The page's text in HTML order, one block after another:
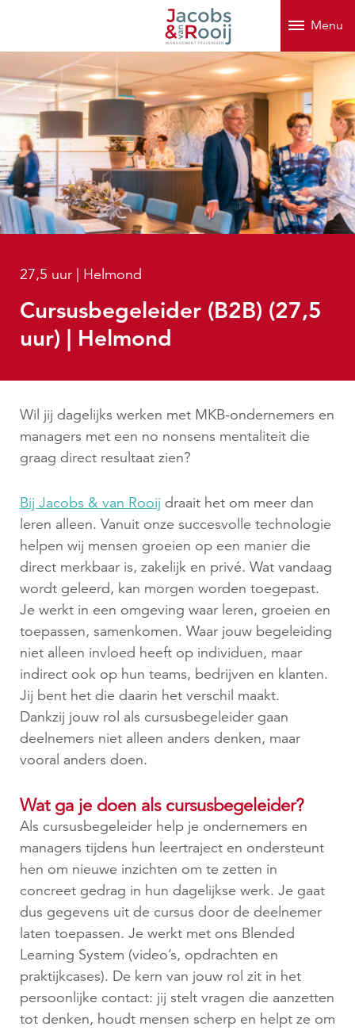
Menu
27,5 uur | Helmond
Cursusbegeleider (B2B) (27,5
uur) | Helmond
Wil jij dagelijks werken met MKB-ondernemers en
managers met een no nonsens mentaliteit die
graag direct resultaat zien?
Bij Jacobs & van Rooij draait het om meer dan
leren alleen. Vanuit onze succesvolle technologie
helpen wij mensen groeien op een manier die
direct merkbaar is, zakelijk en privé. Wat vandaag
wordt geleerd, kan morgen worden toegepast.
Je werkt in een omgeving waar leren, groeien en
toepassen, samenkomen. Waar jouw begeleiding
niet alleen invloed heeft op individuen, maar
indirect ook op hun teams, bedrijven en klanten.
Jij bent het die daarin het verschil maakt.
Dankzij jouw rol als cursusbegeleider gaan
deelnemers niet alleen anders denken, maar
vooral anders doen.
Wat ga je doen als cursusbegeleider?
Als cursusbegeleider help je ondernemers en
managers tijdens hun leertraject en ondersteunt
hen om nieuwe inzichten om te zetten in
concreet gedrag in hun dagelijkse werk. Je gaat
dus gegevens uit de cursus door de deelnemer
laten toepassen. Je werkt met ons Blended
Learning System (video’s, opdrachten en
praktijkcases). De kern van jouw rol zit in het
persoonlijke contact: jij stelt vragen die aanzetten
tot denken, houdt mensen scherp en helpt ze om